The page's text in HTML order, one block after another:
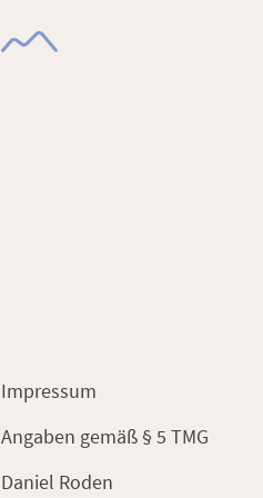
Impressum
Angaben gemäß § 5 TMG
Daniel Roden